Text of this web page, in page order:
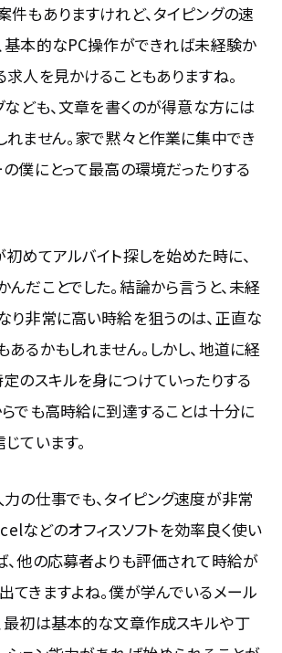
件もありますけれど、タイピングの速
基本的なPC操作ができれば未経験か
求人を見かけることもありますね。
なども、文章を書くのが得意な方には
れません。家で黙々と作業に集中でき
僕にとって最高の環境だったりする
初めてアルバイト探しを始めた時に、
だことでした。結論から言うと、未経
り非常に高い時給を狙うのは、正直な
るかもしれません。しかし、地道に経
のスキルを身につけていったりする
らでも高時給に到達することは十分に
ています。
力の仕事でも、タイピング速度が非常
などのオフィスソフトを効率良く使い
、他の応募者よりも評価されて時給が
てきますよね。僕が学んでいるメール
最初は基本的な文章作成スキルや丁